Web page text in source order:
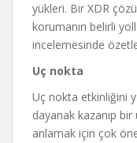
yükleri. Bir XDR
korumanın belirli
incelemesinde
Uç nokta
Uç nokta etkinliğini
dayanak kazanıp
anlamak için çok